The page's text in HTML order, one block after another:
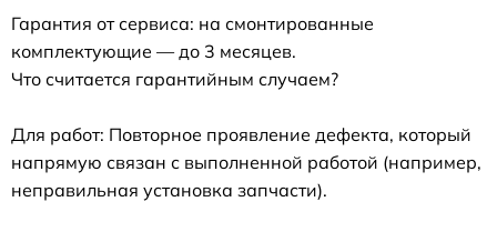
Гарантия от сервиса: на смонтированные
комплектующие — до 3 месяцев.
Что считается гарантийным случаем?
Для работ: Повторное проявление дефекта, который
напрямую связан с выполненной работой (например,
неправильная установка запчасти).